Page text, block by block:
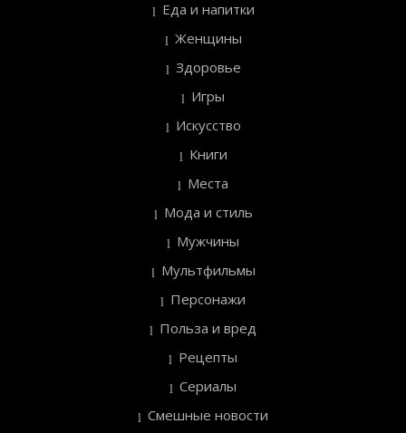
Еда и напитки
Женщины
Здоровье
Игры
Искусство
Книги
Места
Мода и стиль
Мужчины
Мультфильмы
Персонажи
Польза и вред
Рецепты
Сериалы
Смешные новости